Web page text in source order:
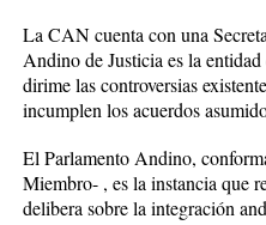
La CAN cuenta con una
Andino de Justicia es la
dirime las controversias
incumplen los acuerdos
El Parlamento Andino,
Miembro- , es la instancia que
delibera sobre la integración